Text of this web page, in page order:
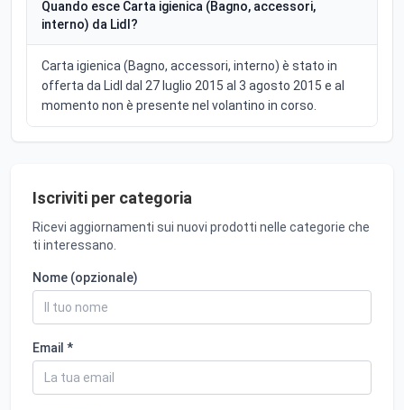
Quando esce Carta igienica (Bagno, accessori,
interno) da Lidl?
Carta igienica (Bagno, accessori, interno) è stato in
offerta da Lidl dal 27 luglio 2015 al 3 agosto 2015 e al
momento non è presente nel volantino in corso.
Iscriviti per categoria
Ricevi aggiornamenti sui nuovi prodotti nelle categorie che
ti interessano.
Nome (opzionale)
Email *